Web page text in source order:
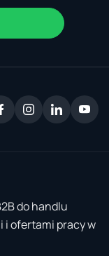
do handlu
i ofertami pracy w